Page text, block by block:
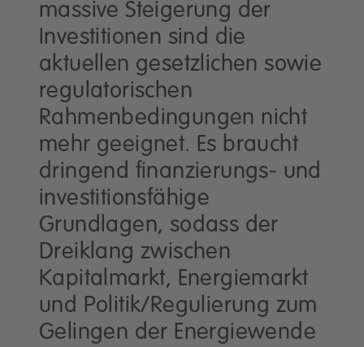
massive Steigerung der
Investitionen sind die
aktuellen gesetzlichen sowie
regulatorischen
Rahmenbedingungen nicht
mehr geeignet. Es braucht
dringend finanzierungs- und
investitionsfähige
Grundlagen, sodass der
Dreiklang zwischen
Kapitalmarkt, Energiemarkt
und Politik/Regulierung zum
Gelingen der Energiewende